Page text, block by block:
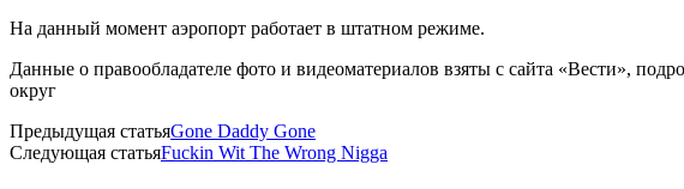
На данный момент аэропорт работает в штатном режиме.
Данные о правообладателе фото и видеоматериалов взяты с сайта «Вести»,
округ
Предыдущая статьяGone Daddy Gone
Следующая статьяFuckin Wit The Wrong Nigga